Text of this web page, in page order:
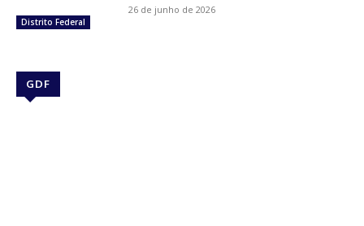
Distrito Federal
26 de junho de 2026
GDF